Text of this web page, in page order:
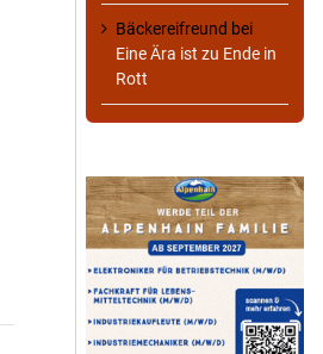
Bäckereifreund bei
Eine Ära ist zu Ende in
Rott